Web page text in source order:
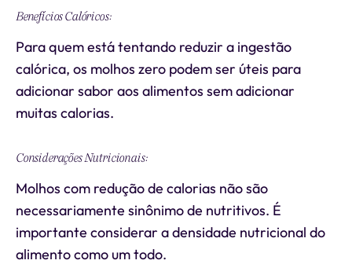
Benefícios Calóricos:
Para quem está tentando reduzir a ingestão
calórica, os molhos zero podem ser úteis para
adicionar sabor aos alimentos sem adicionar
muitas calorias.
Considerações Nutricionais:
Molhos com redução de calorias não são
necessariamente sinônimo de nutritivos. É
importante considerar a densidade nutricional do
alimento como um todo.